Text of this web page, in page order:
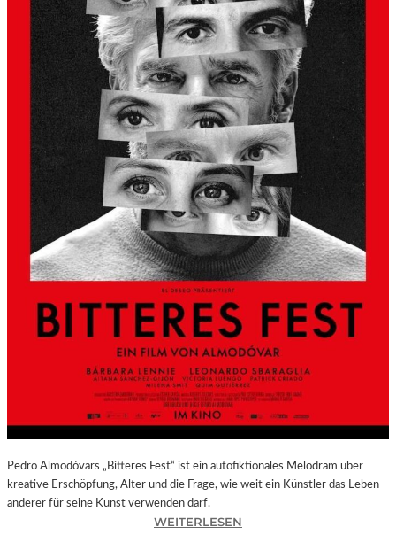
S
L
B
E
R
G
A
L
S
K
Ü
N
S
T
L
H
A
U
S
–
A
S
S
Pedro Almodóvars „Bitteres Fest“ ist ein autofiktionales Melodram über
kreative Erschöpfung, Alter und die Frage, wie weit ein Künstler das Leben
anderer für seine Kunst verwenden darf.
WEITERLESEN